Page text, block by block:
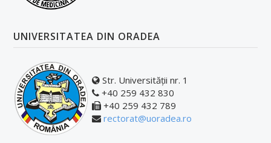
UNIVERSITATEA DIN ORADEA
Str. Universității nr. 1
+40 259 432 830
+40 259 432 789
rectorat@uoradea.ro